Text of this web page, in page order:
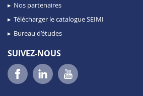
Nos partenaires
Télécharger le catalogue SEIMI
Bureau d’études
SUIVEZ-NOUS